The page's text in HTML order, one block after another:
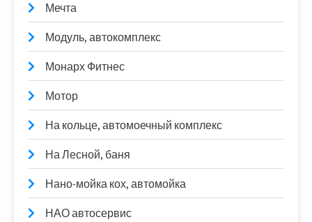
Мечта
Модуль, автокомплекс
Монарх Фитнес
Мотор
На кольце, автомоечный комплекс
На Лесной, баня
Нано-мойка кох, автомойка
НАО автосервис